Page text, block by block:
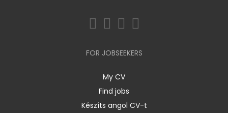
FOR JOBSEEKERS
My CV
Find jobs
Készíts angol CV-t